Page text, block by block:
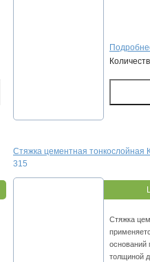
Стяжка цементная
315
Стяжка
оснований
толщиной